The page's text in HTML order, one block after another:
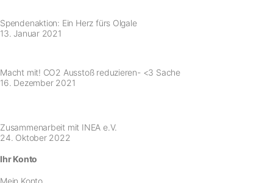
Spendenaktion: Ein Herz fürs Olgale
13. Januar 2021
Macht mit! CO2 Ausstoß reduzieren- <3 Sache
16. Dezember 2021
Zusammenarbeit mit INEA e.V.
24. Oktober 2022
Ihr Konto
Mein Konto